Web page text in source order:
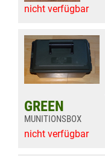
nicht verfügbar
GREEN
MUNITIONSBOX
nicht verfügbar